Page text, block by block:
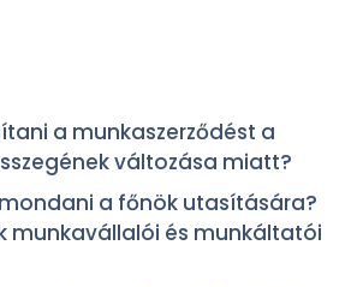
a munkaszerződést a
változása miatt?
a főnök utasítására?
munkavállalói és munkáltatói